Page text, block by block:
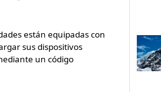
están equipadas con
sus dispositivos
un código